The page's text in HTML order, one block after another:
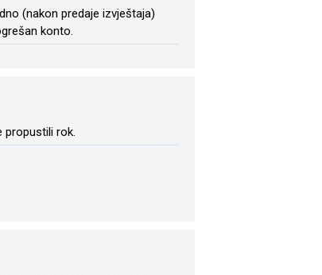
(nakon predaje izvještaja)
konto.
propustili rok.